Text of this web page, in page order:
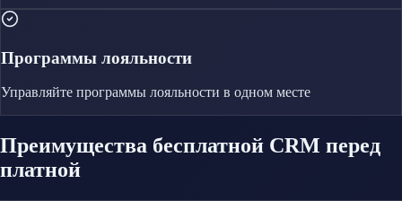
Программы лояльности
Управляйте программы лояльности в одном месте
Преимущества бесплатной CRM перед
платной